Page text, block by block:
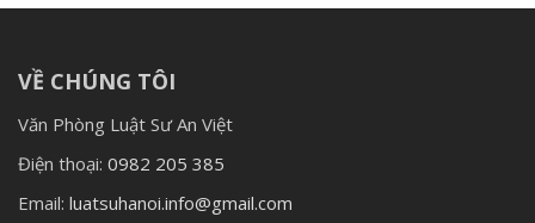
VỀ CHÚNG TÔI
Văn Phòng Luật Sư An Việt
Điện thoại: 0982 205 385
Email: luatsuhanoi.info@gmail.com